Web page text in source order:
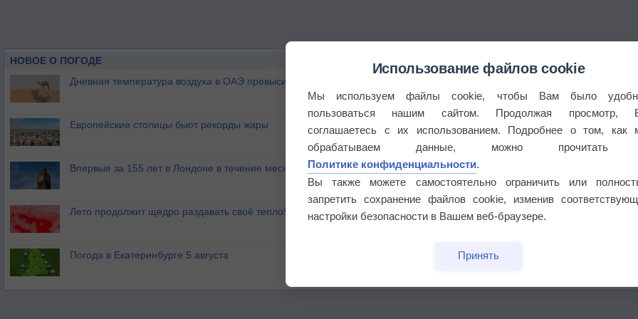
НОВОЕ О ПОГОДЕ
Дневная температура воздуха в ОАЭ превысила +51°
Европейские столицы бьют рекорды жары
Впервые за 155 лет в Лондоне в течение месяца не выпадал дождь
Лето продолжит щедро раздавать своё тепло!
Погода в Екатеринбурге 5 августа
Использование файлов cookie
Мы используем файлы cookie, чтобы Вам было
пользоваться нашим сайтом. Продолжая просмотр,
соглашаетесь с их использованием. Подробнее о том, как
обрабатываем данные, можно прочитать
Политике конфиденциальности.
Вы также можете самостоятельно ограничить или
запретить сохранение файлов cookie, изменив
настройки безопасности в Вашем веб-браузере.
Принять